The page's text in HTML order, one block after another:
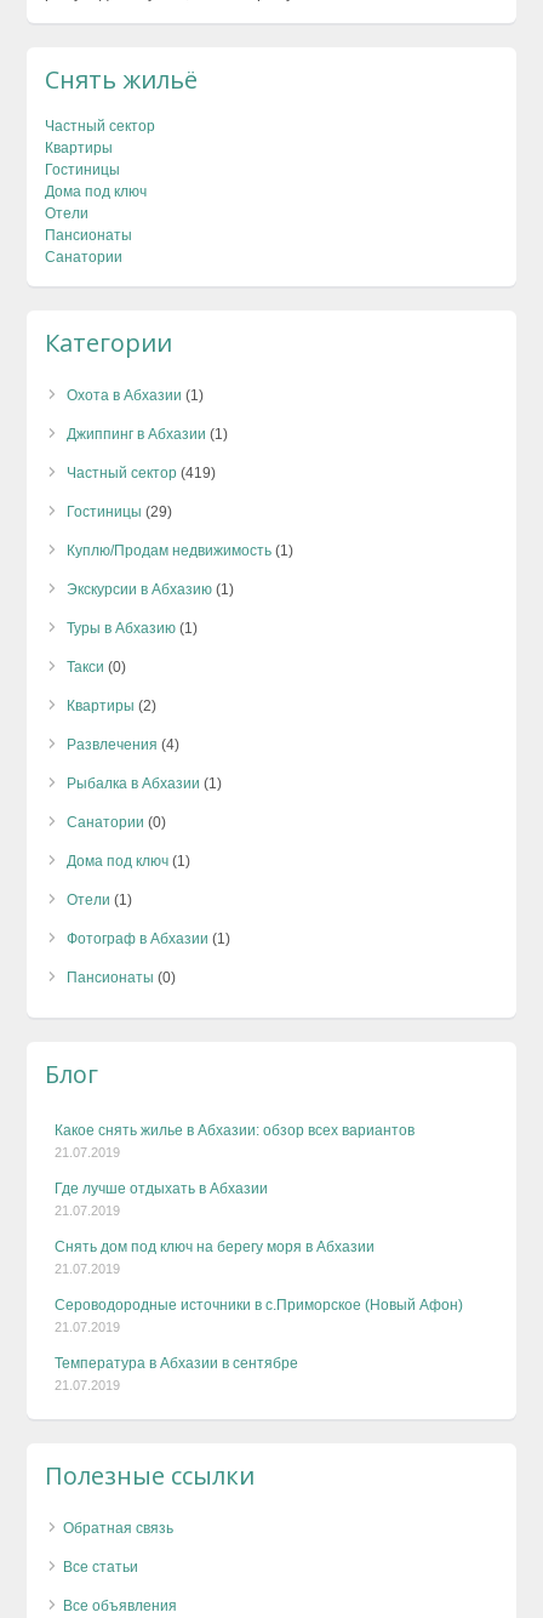
Снять жильё
Частный сектор
Квартиры
Гостиницы
Дома под ключ
Отели
Пансионаты
Санатории
Категории
Охота в Абхазии (1)
Джиппинг в Абхазии (1)
Частный сектор (419)
Гостиницы (29)
Куплю/Продам недвижимость (1)
Экскурсии в Абхазию (1)
Туры в Абхазию (1)
Такси (0)
Квартиры (2)
Развлечения (4)
Рыбалка в Абхазии (1)
Санатории (0)
Дома под ключ (1)
Отели (1)
Фотограф в Абхазии (1)
Пансионаты (0)
Блог
Какое снять жилье в Абхазии: обзор всех вариантов
21.07.2019
Где лучше отдыхать в Абхазии
21.07.2019
Снять дом под ключ на берегу моря в Абхазии
21.07.2019
Сероводородные источники в с.Приморское (Новый Афон)
21.07.2019
Температура в Абхазии в сентябре
21.07.2019
Полезные ссылки
Обратная связь
Все статьи
Все объявления